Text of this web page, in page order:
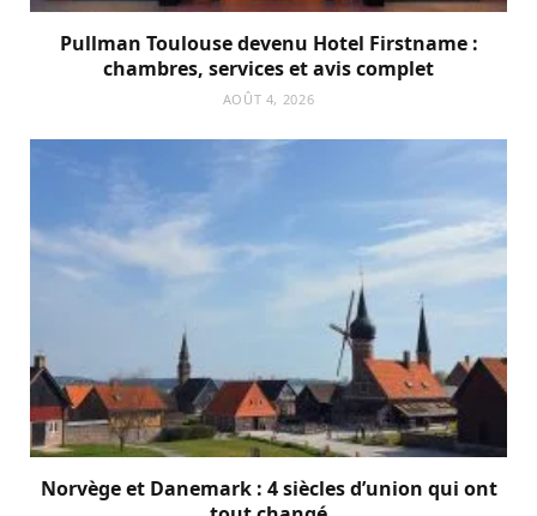
Pullman Toulouse devenu Hotel Firstname :
chambres, services et avis complet
AOÛT 4, 2026
Norvège et Danemark : 4 siècles d’union qui ont